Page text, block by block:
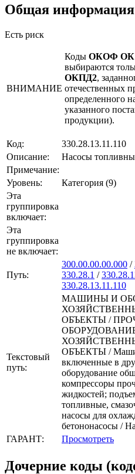
Общая информация
Есть риск
ВНИМАНИЕ
Коды ОКОФ ОК
выбираются
ОКПД2,
отечественных
определенного
указанного
продукции).
Код:
330.28.13.11.110
Описание:
Насосы
Примечание:
Уровень:
Категория (9)
Эта
группировка
включает:
Эта
группировка
не включает:
Путь:
300.00.00.00.000 /
330.28.1 /
330.28.13.11.110
Текстовый
путь:
МАШИНЫ И
ОБЪЕКТЫ /
ОБЪЕКТЫ /
включенные в
оборудование
компрессоры
жидкостей;
топливные,
насосы для
бетононасосы /
ГАРАНТ:
Просмотреть
Дочерние коды